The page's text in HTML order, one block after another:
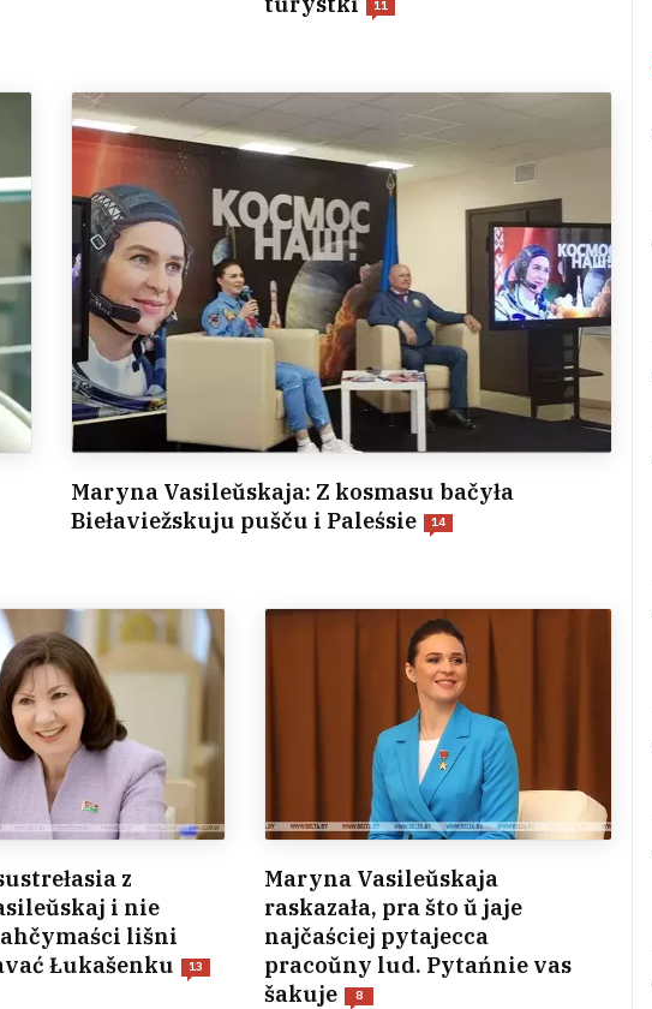
11
Maryna Vasileŭskaja: Z kosmasu bačyła
Biełaviežskuju pušču i Paleśsie
14
z
i nie
lišni
Łukašenku
13
Maryna Vasileŭskaja
raskazała, pra što ŭ jaje
najčaściej pytajecca
pracoŭny lud. Pytańnie vas
šakuje
8